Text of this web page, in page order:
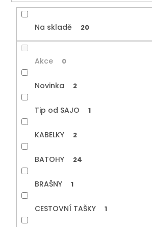
Na skladě 20
Akce 0
Novinka 2
Tip od SAJO 1
KABELKY 2
BATOHY 24
BRAŠNY 1
CESTOVNÍ TAŠKY 1